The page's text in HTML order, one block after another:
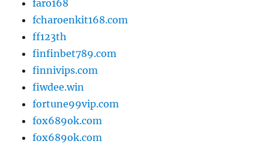
faro168
fcharoenkit168.com
ff123th
finfinbet789.com
finnivips.com
fiwdee.win
fortune99vip.com
fox689ok.com
fox689ok.com